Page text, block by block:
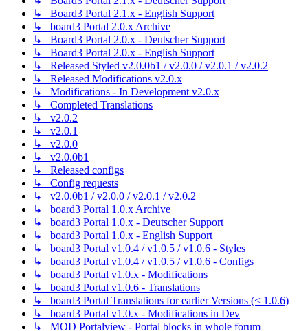
↳ Board3 Portal 2.1.x - English Support
↳ board3 Portal 2.0.x Archive
↳ Board3 Portal 2.0.x - Deutscher Support
↳ Board3 Portal 2.0.x - English Support
↳ Released Styled v2.0.0b1 / v2.0.0 / v2.0.1 / v2.0.2
↳ Released Modifications v2.0.x
↳ Modifications - In Development v2.0.x
↳ Completed Translations
↳ v2.0.2
↳ v2.0.1
↳ v2.0.0
↳ v2.0.0b1
↳ Released configs
↳ Config requests
↳ v2.0.0b1 / v2.0.0 / v2.0.1 / v2.0.2
↳ board3 Portal 1.0.x Archive
↳ board3 Portal 1.0.x - Deutscher Support
↳ board3 Portal 1.0.x - English Support
↳ board3 Portal v1.0.4 / v1.0.5 / v1.0.6 - Styles
↳ board3 Portal v1.0.4 / v1.0.5 / v1.0.6 - Configs
↳ board3 Portal v1.0.x - Modifications
↳ board3 Portal v1.0.6 - Translations
↳ board3 Portal Translations for earlier Versions (< 1.0.6)
↳ board3 Portal v1.0.x - Modifications in Dev
↳ MOD Portalview - Portal blocks in whole forum